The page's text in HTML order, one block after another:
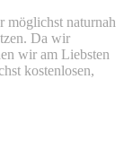
möglichst naturnah
Da wir
wir am Liebsten
kostenlosen,